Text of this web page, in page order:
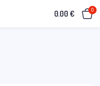
0.00€ 0